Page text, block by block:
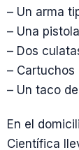
– Un arma
– Una
– Dos
–
– Un taco
En el
Científica